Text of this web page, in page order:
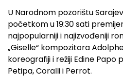
U Narodnom pozorištu
početkom u 19:30 sati
najpopularniji i najizvođeniji
„Giselle“ kompozitora
koreografiji i režiji Edine
Petipa, Coralli i Perrot.